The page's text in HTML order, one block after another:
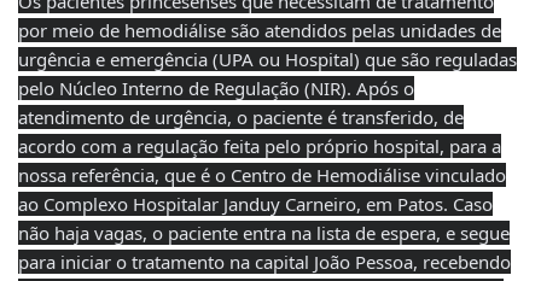
por meio de hemodiálise são atendidos pelas unidades de
urgência e emergência (UPA ou Hospital) que são reguladas
pelo Núcleo Interno de Regulação (NIR). Após o
atendimento de urgência, o paciente é transferido, de
acordo com a regulação feita pelo próprio hospital, para a
nossa referência, que é o Centro de Hemodiálise vinculado
ao Complexo Hospitalar Janduy Carneiro, em Patos. Caso
não haja vagas, o paciente entra na lista de espera, e segue
para iniciar o tratamento na capital João Pessoa, recebendo